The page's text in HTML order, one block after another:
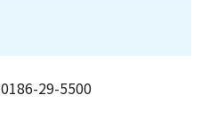
0186-29-5500